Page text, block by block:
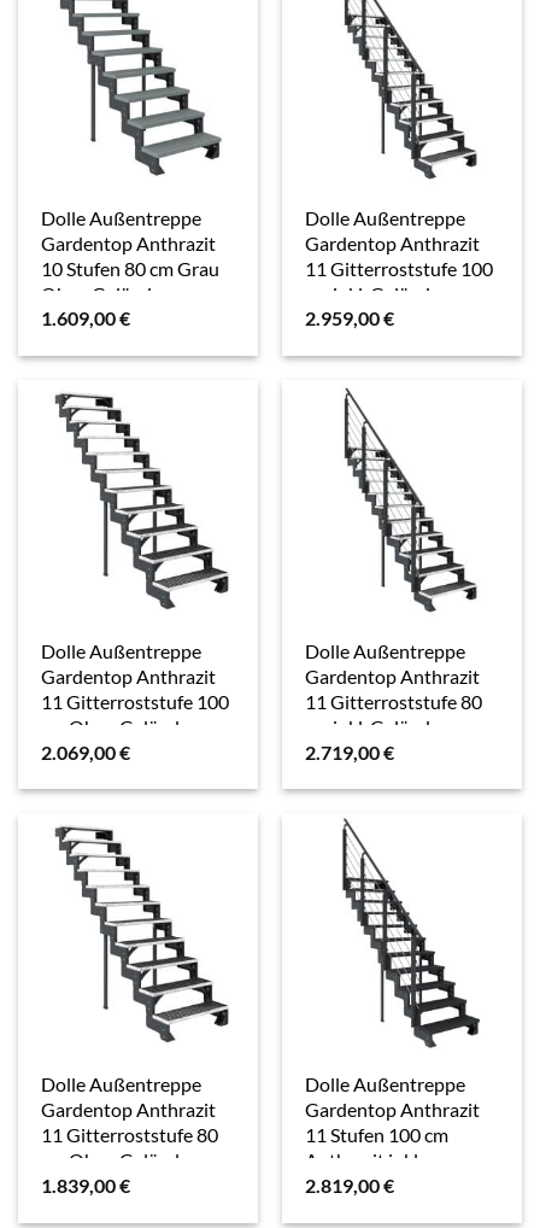
Dolle Außentreppe
Gardentop Anthrazit
10 Stufen 80 cm Grau
Ohne Geländer
1.609,00€
Dolle Außentreppe
Gardentop Anthrazit
11 Gitterroststufe 100
cm inkl. Geländer
2.959,00€
Dolle Außentreppe
Gardentop Anthrazit
11 Gitterroststufe 100
cm Ohne Geländer
2.069,00€
Dolle Außentreppe
Gardentop Anthrazit
11 Gitterroststufe 80
cm inkl. Geländer
2.719,00€
Dolle Außentreppe
Gardentop Anthrazit
11 Gitterroststufe 80
cm Ohne Geländer
1.839,00€
Dolle Außentreppe
Gardentop Anthrazit
11 Stufen 100 cm
Anthrazit inkl.
Geländer
2.819,00€